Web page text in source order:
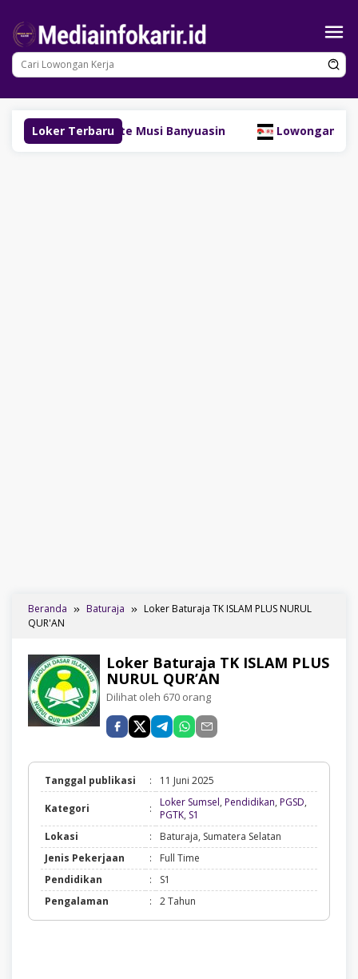
konten
Loker Terbaru
Site Musi Banyuasin Lowongan Kerja
Beranda Baturaja
Loker Baturaja TK ISLAM PLUS NURUL
QUR'AN
Loker Baturaja TK ISLAM PLUS
NURUL QUR’AN
Dilihat oleh 670 orang
Tanggal publikasi : 11 Juni 2025
Kategori : Loker Sumsel, Pendidikan, PGSD,
PGTK, S1
Sumsel,
Pendidikan,
PGSD,
PGTK,
Lokasi :
Baturaja, Sumatera Selatan
Jenis Pekerjaan
:
Full Time
Pendidikan
:
S1
Pengalaman
: 2 Tahun